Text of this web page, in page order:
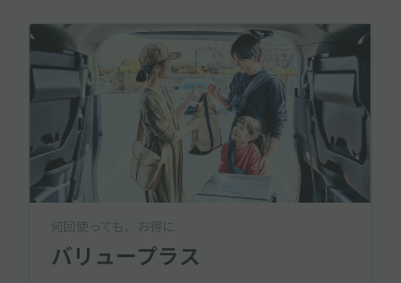
何回使っても、お得に
バリュープラス